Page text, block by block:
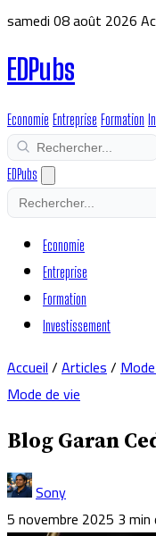
samedi 08 août 2026
EDPubs
Economie Entreprise Formation
EDPubs
Economie
Entreprise
Formation
Investissement
Accueil/Articles/
Mode de vie
Blog Garan
Sony
5 novembre 2025 3 min